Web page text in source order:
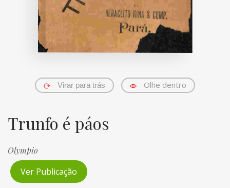
Virar para trás Olhe dentro
Trunfo é páos
Olympio
Ver Publicação